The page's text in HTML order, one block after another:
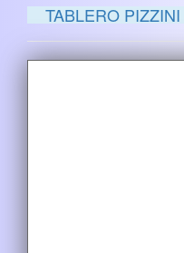
TABLERO